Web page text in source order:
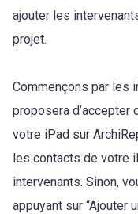
ajouter les
projet.
Commençons par les
proposera d’accepter
votre iPad sur
les contacts de votre
intervenants. Sinon,
appuyant sur “Ajouter